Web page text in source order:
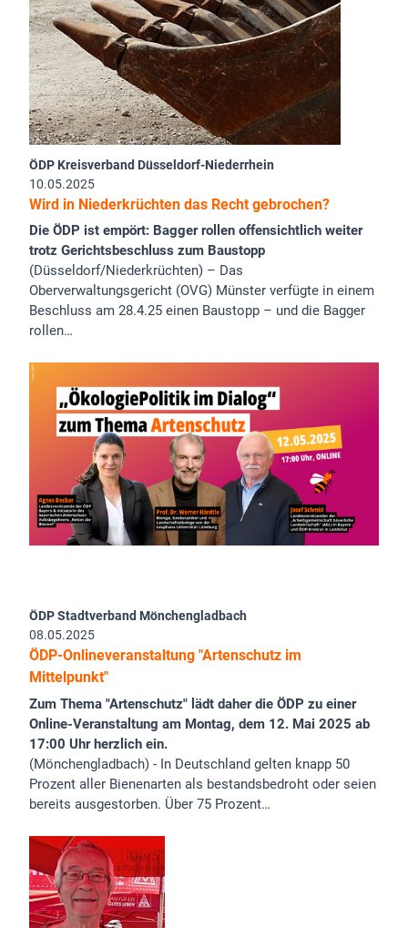
ÖDP Kreisverband Düsseldorf-Niederrhein
10.05.2025
Wird in Niederkrüchten das Recht gebrochen?
Die ÖDP ist empört: Bagger rollen offensichtlich weiter
trotz Gerichtsbeschluss zum Baustopp
(Düsseldorf/Niederkrüchten) – Das
Oberverwaltungsgericht (OVG) Münster verfügte in einem
Beschluss am 28.4.25 einen Baustopp – und die Bagger
rollen…
ÖDP Stadtverband Mönchengladbach
08.05.2025
ÖDP-Onlineveranstaltung "Artenschutz im
Mittelpunkt"
Zum Thema "Artenschutz" lädt daher die ÖDP zu einer
Online-Veranstaltung am Montag, dem 12. Mai 2025 ab
17:00 Uhr herzlich ein.
(Mönchengladbach) - In Deutschland gelten knapp 50
Prozent aller Bienenarten als bestandsbedroht oder seien
bereits ausgestorben. Über 75 Prozent…